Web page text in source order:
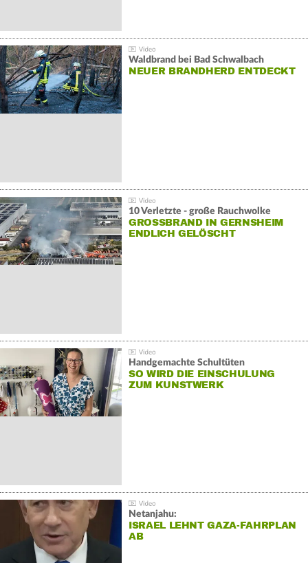
Waldbrand bei Bad Schwalbach
NEUER BRANDHERD ENTDECKT
10 Verletzte - große Rauchwolke
GROSSBRAND IN GERNSHEIM E
NDLICH GELÖSCHT
Handgemachte Schultüten
SO WIRD DIE EINSCHULUNG
ZUM KUNSTWERK
Netanjahu:
ISRAEL LEHNT GAZA-FAHRPLAN
AB